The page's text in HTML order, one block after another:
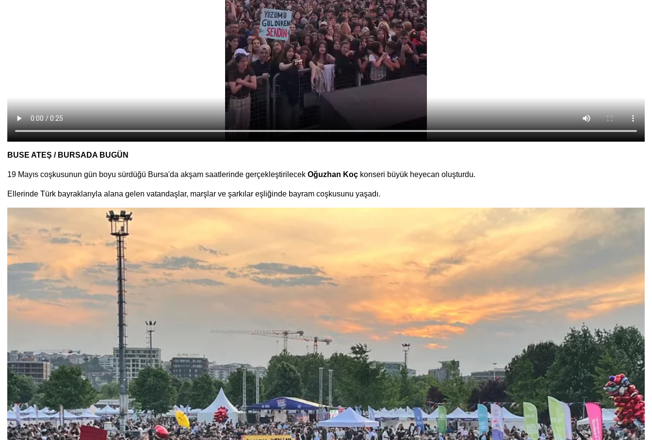
BUSE ATEŞ / BURSADA BUGÜN
19 Mayıs coşkusunun gün boyu sürdüğü Bursa'da akşam saatlerinde gerçekleştirilecek Oğuzhan Koç konseri büyük heyecan oluşturdu.
Ellerinde Türk bayraklarıyla alana gelen vatandaşlar, marşlar ve şarkılar eşliğinde bayram coşkusunu yaşadı.